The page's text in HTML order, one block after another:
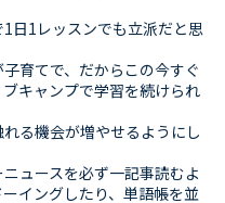
日1レッスンでも立派だと思
育てで、だからこの今すぐ
キャンプで学習を続けられ
る機会が増やせるようにし
ュースを必ず一記事読むよ
イングしたり、単語帳を並